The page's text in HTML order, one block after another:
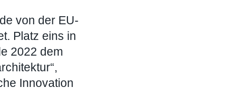
von der EU-
Platz eins in
2022 dem
Innovation